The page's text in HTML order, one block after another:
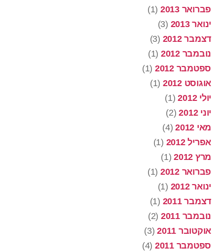
פברואר 2013
(1)
ינואר 2013
(3)
דצמבר 2012
(3)
נובמבר 2012
(1)
ספטמבר 2012
(1)
אוגוסט 2012
(1)
יולי 2012
(1)
יוני 2012
(2)
מאי 2012
(4)
אפריל 2012
(1)
מרץ 2012
(1)
פברואר 2012
(1)
ינואר 2012
(1)
דצמבר 2011
(1)
נובמבר 2011
(2)
אוקטובר 2011
(3)
ספטמבר 2011
(4)